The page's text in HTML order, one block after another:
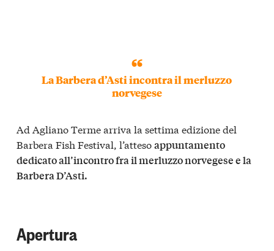
La Barbera d’Asti incontra il merluzzo
norvegese
Ad Agliano Terme arriva la settima edizione del
Barbera Fish Festival, l’attesoappuntamento
dedicato all’incontro fra il merluzzo norvegese e la
Barbera D’Asti.
Apertura